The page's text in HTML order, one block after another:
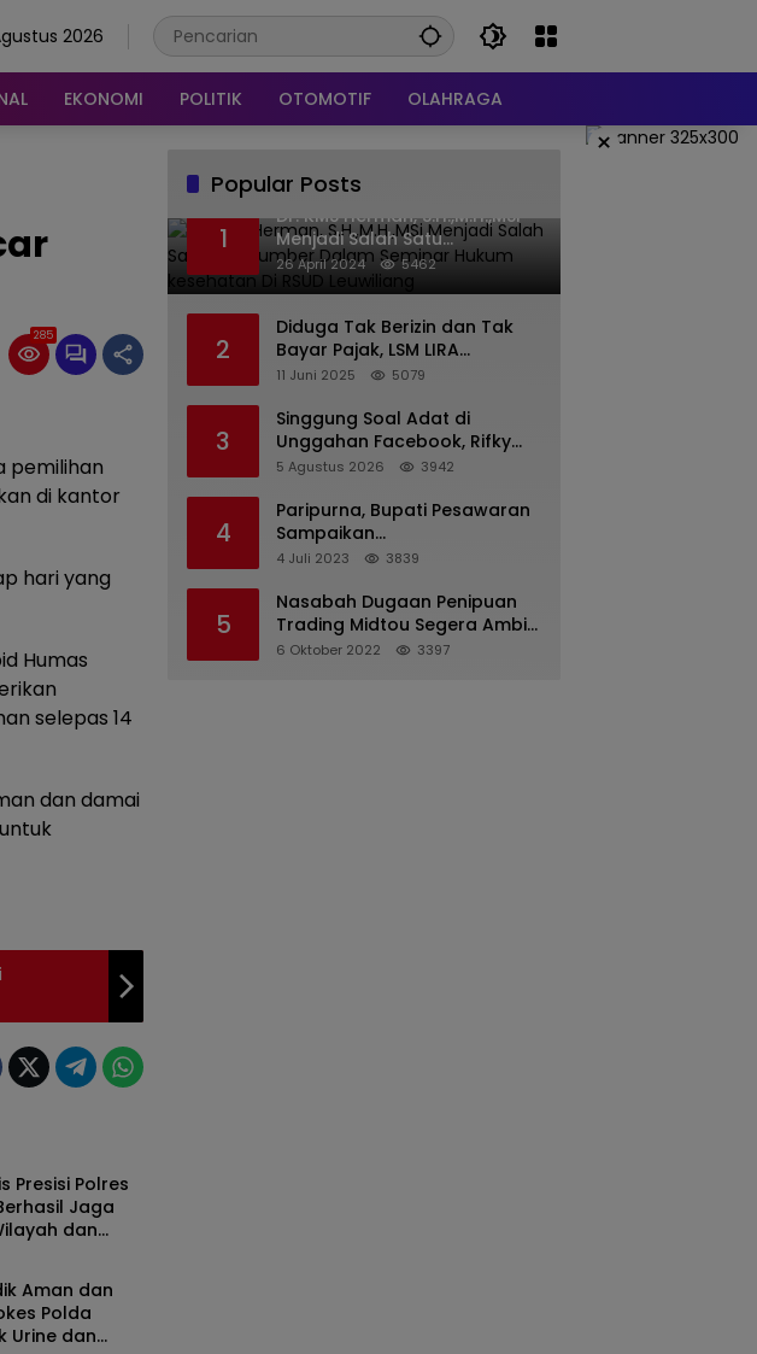
2026
EKONOMI POLITIK OTOMOTIF OLAHRAGA
×
285
pemilihan
di kantor
hari yang
Humas
selepas 14
dan damai
Presisi Polres
Jaga
dan
Aman dan
Polda
Urine dan
Popular Posts
1
Dr. KMS Herman, S.H.,M.H.,MSi
Menjadi Salah Satu
Narasumber Dalam Seminar
Hukum kesehatan Di RSUD
26 April 2024 5462
2
Diduga Tak Berizin dan Tak
Bayar Pajak, LSM LIRA
Laporkan Santerra de
Batu
11 Juni 2025 5079
3
Singgung Soal Adat di
Unggahan Facebook, Rifky
Desriana Minta Maaf ke PDA
5 Agustus 2026 3942
4
Paripurna, Bupati Pesawaran
Sampaikan
Pertanggungjawaban
4 Juli 2023 3839
5
Nasabah Dugaan Penipuan
Trading Midtou Segera Ambil
Langkah Hukum
6 Oktober 2022 3397